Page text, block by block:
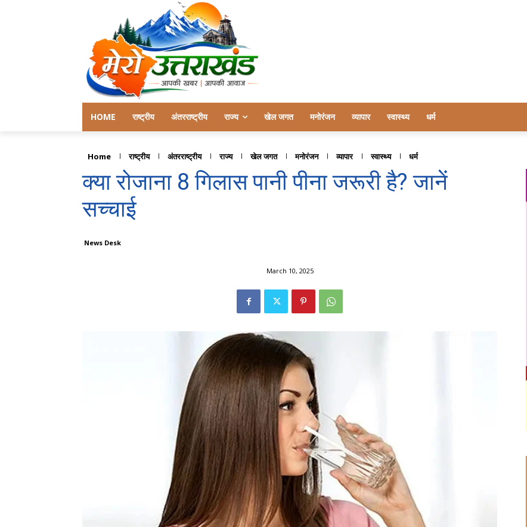
HOME राष्ट्रीय अंतरराष्ट्रीय राज्य खेल जगत मनोरंजन व्यापार स्वास्थ्य धर्म
Home राष्ट्रीय अंतरराष्ट्रीय राज्य खेल जगत मनोरंजन व्यापार स्वास्थ्य धर्म
क्या रोजाना 8 गिलास पानी पीना जरूरी है? जानें
सच्चाई
News Desk
March 10, 2025